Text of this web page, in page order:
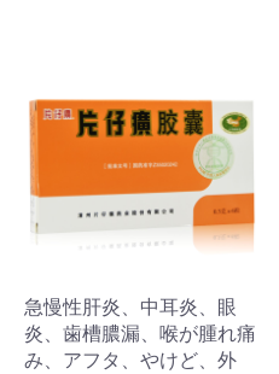
急慢性肝炎、中耳炎、眼
炎、歯槽膿漏、喉が腫れ痛
み、アフタ、やけど、外